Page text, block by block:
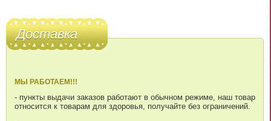
Доставка
МЫ РАБОТАЕМ!!!
- пункты выдачи заказов работают в обычном режиме, наш товар
относится к товарам для здоровья, получайте без ограничений.